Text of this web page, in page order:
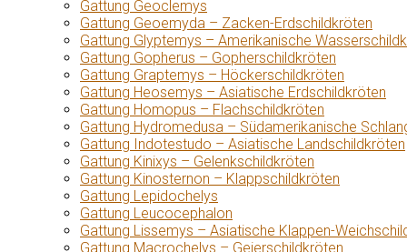
Gattung Geoclemys
Gattung Geoemyda – Zacken-Erdschildkröten
Gattung Glyptemys – Amerikanische
Gattung Gopherus – Gopherschildkröten
Gattung Graptemys – Höckerschildkröten
Gattung Heosemys – Asiatische Erdschildkröten
Gattung Homopus – Flachschildkröten
Gattung Hydromedusa – Südamerikanische
Gattung Indotestudo – Asiatische Landschildkröten
Gattung Kinixys – Gelenkschildkröten
Gattung Kinosternon – Klappschildkröten
Gattung Lepidochelys
Gattung Leucocephalon
Gattung Lissemys – Asiatische Klappen-
Gattung Macrochelys – Geierschildkröten